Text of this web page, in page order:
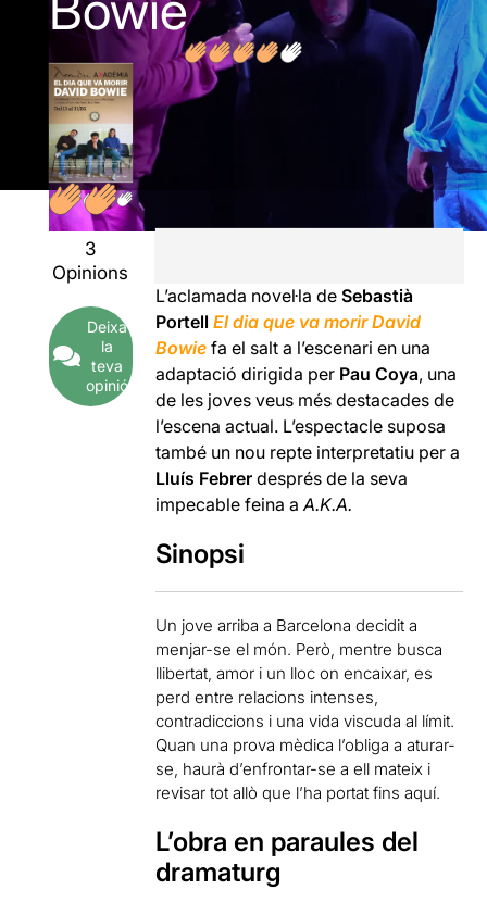
3
Opinions
Deixa
la
teva
opinió
L’aclamada novel·la de Sebastià
Portell El dia que va morir David
Bowiefa el salt a l’escenari en una
adaptació dirigida per Pau Coya, una
de les joves veus més destacades de
l’escena actual. L’espectacle suposa
també un nou repte interpretatiu per a
Lluís Febrer després de la seva
impecable feina aA.K.A.
Sinopsi
Un jove arriba a Barcelona decidit a
menjar-se el món. Però, mentre busca
llibertat, amor i un lloc on encaixar, es
perd entre relacions intenses,
contradiccions i una vida viscuda al límit.
Quan una prova mèdica l’obliga a aturar-
se, haurà d’enfrontar-se a ell mateix i
revisar tot allò que l’ha portat fins aquí.
L’obra en paraules del
dramaturg